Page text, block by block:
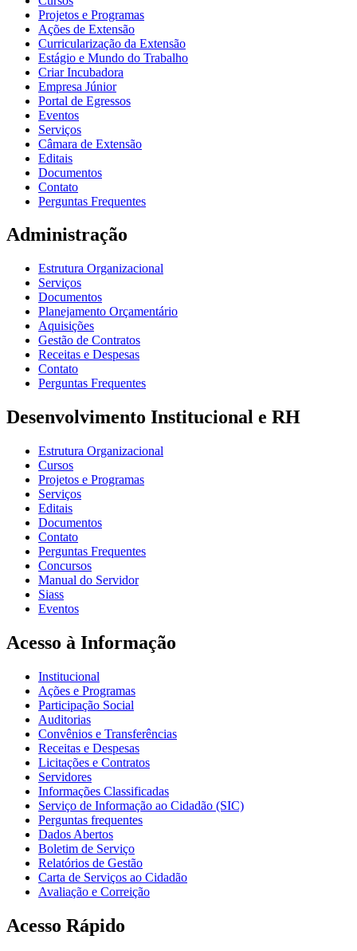
Projetos e Programas
Ações de Extensão
Curricularização da Extensão
Estágio e Mundo do Trabalho
Criar Incubadora
Empresa Júnior
Portal de Egressos
Eventos
Serviços
Câmara de Extensão
Editais
Documentos
Contato
Perguntas Frequentes
Administração
Estrutura Organizacional
Serviços
Documentos
Planejamento Orçamentário
Aquisições
Gestão de Contratos
Receitas e Despesas
Contato
Perguntas Frequentes
Desenvolvimento Institucional e RH
Estrutura Organizacional
Cursos
Projetos e Programas
Serviços
Editais
Documentos
Contato
Perguntas Frequentes
Concursos
Manual do Servidor
Siass
Eventos
Acesso à Informação
Institucional
Ações e Programas
Participação Social
Auditorias
Convênios e Transferências
Receitas e Despesas
Licitações e Contratos
Servidores
Informações Classificadas
Serviço de Informação ao Cidadão (SIC)
Perguntas frequentes
Dados Abertos
Boletim de Serviço
Relatórios de Gestão
Carta de Serviços ao Cidadão
Avaliação e Correição
Acesso Rápido